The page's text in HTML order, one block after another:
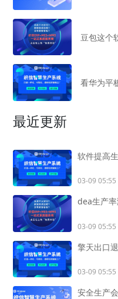
豆包这个
看华为平
最近更新
软件提高
03-09 05:55
dea生产
03-09 05:55
擎天出口
03-09 05:55
安全生产